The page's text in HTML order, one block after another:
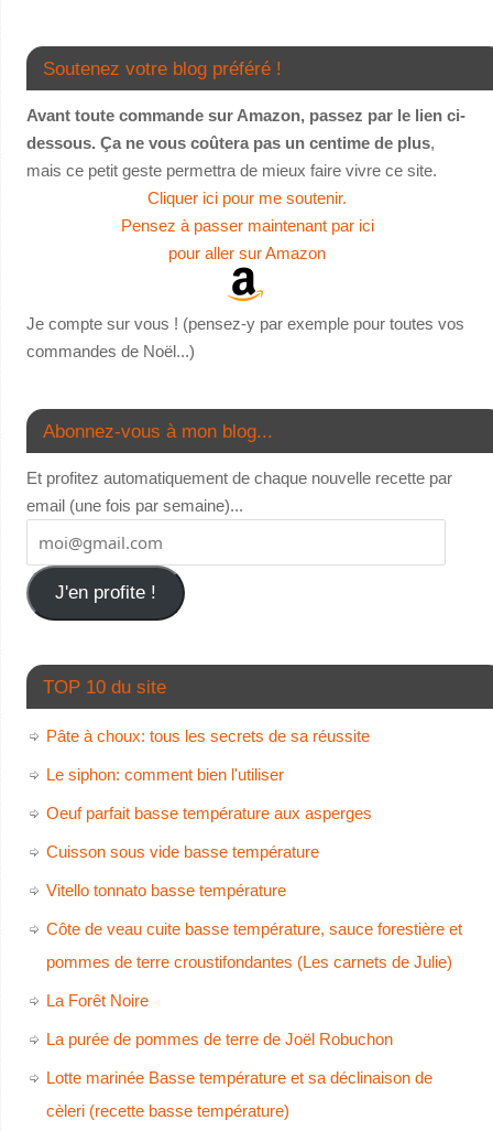
Soutenez votre blog préféré !
Avant toute commande sur Amazon, passez par le lien ci-
dessous. Ça ne vous coûtera pas un centime de plus,
mais ce petit geste permettra de mieux faire vivre ce site.
Cliquer ici pour me soutenir.
Pensez à passer maintenant par ici
pour aller sur Amazon
Je compte sur vous ! (pensez-y par exemple pour toutes vos
commandes de Noël...)
Abonnez-vous à mon blog...
Et profitez automatiquement de chaque nouvelle recette par
email (une fois par semaine)...
J'en profite !
TOP 10 du site
Pâte à choux: tous les secrets de sa réussite
Le siphon: comment bien l'utiliser
Oeuf parfait basse température aux asperges
Cuisson sous vide basse température
Vitello tonnato basse température
Côte de veau cuite basse température, sauce forestière et
pommes de terre croustifondantes (Les carnets de Julie)
La Forêt Noire
La purée de pommes de terre de Joël Robuchon
Lotte marinée Basse température et sa déclinaison de
cèleri (recette basse température)